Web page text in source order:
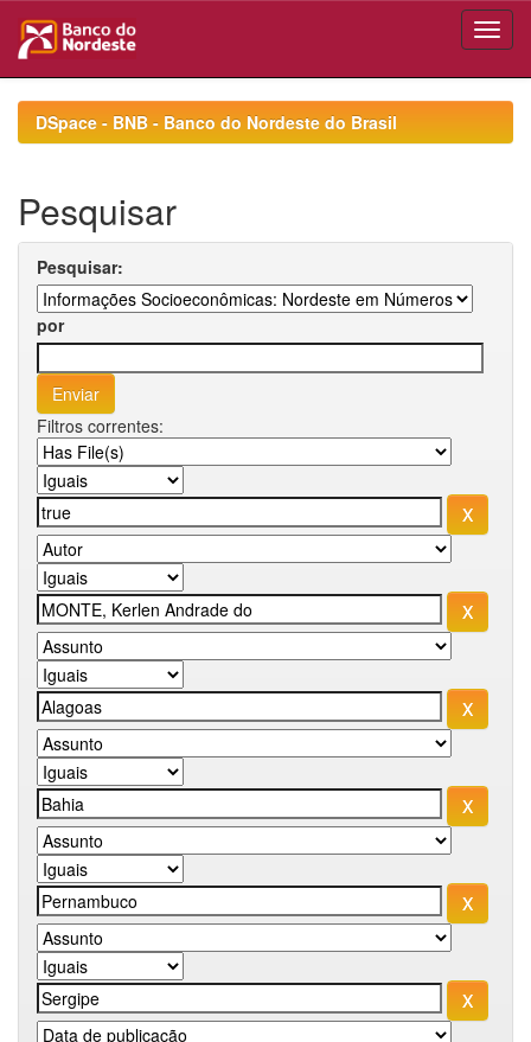
navigationDSpace - BNB - Banco do Nordeste do Brasil
Pesquisar
Pesquisar:
por
Filtros correntes: